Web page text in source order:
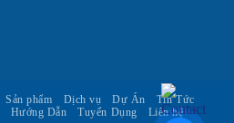
Sản phẩm Dịch vụ Dự Án
Tin Tức
Hướng Dẫn Tuyển Dụng Liên hệ